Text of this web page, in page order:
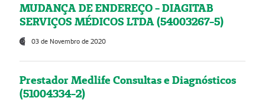
MUDANÇA DE ENDEREÇO - DIAGITAB
SERVIÇOS MÉDICOS LTDA (54003267-5)
03 de Novembro de 2020
Prestador Medlife Consultas e Diagnósticos
(51004334-2)